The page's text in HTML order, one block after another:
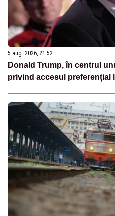
5 aug. 2026, 21:52
Donald Trump, în centrul
privind accesul preferențial